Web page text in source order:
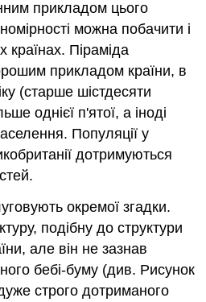
прикладом цього
можна побачити і
країнах. Піраміда
прикладом країни, в
(старше шістдесяти
однієї п'ятої, а іноді
Популяції у
дотримуються
окремої згадки.
подібну до структури
але він не зазнав
бебі-буму (див. Рисунок
строго дотриманого